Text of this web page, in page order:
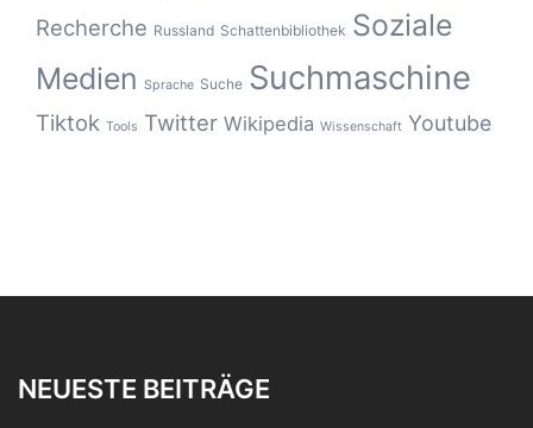
Recherche Russland Schattenbibliothek Soziale
Medien Sprache Suche Suchmaschine
Tiktok Tools Twitter Wikipedia Wissenschaft Youtube
NEUESTE BEITRÄGE